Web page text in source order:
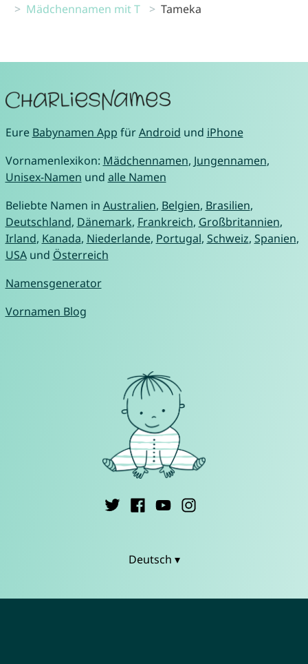
Mädchennamen mit T
Tameka
Eure Babynamen App fürAndroid und iPhone
Vornamenlexikon: Mädchennamen, Jungennamen,
Unisex-Namen und alle Namen
Beliebte Namen in Australien, Belgien, Brasilien,
Deutschland, Dänemark, Frankreich, Großbritannien,
Irland, Kanada, Niederlande, Portugal, Schweiz, Spanien,
USAund Österreich
Namensgenerator
Vornamen Blog
Deutsch ▾